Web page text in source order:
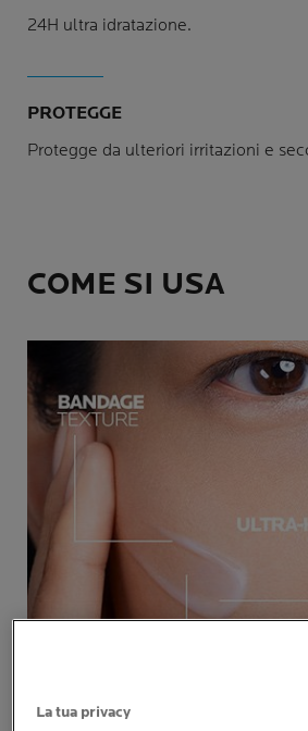
24H ultra idratazione.
PROTEGGE
Protegge da ulteriori irritazioni e
COME SI USA
La tua privacy